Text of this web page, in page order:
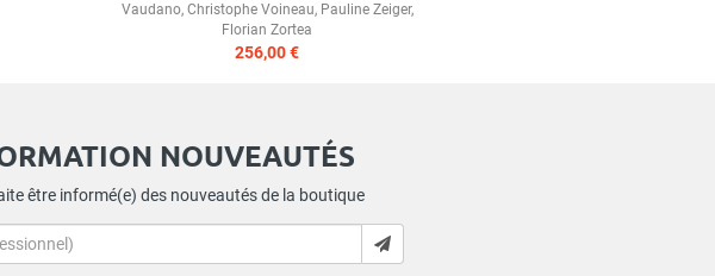
Vaudano, Christophe Voineau, Pauline Zeiger,
Florian Zortea
256,00 €
NOUVEAUTÉS
être informé(e) des nouveautés de la boutique